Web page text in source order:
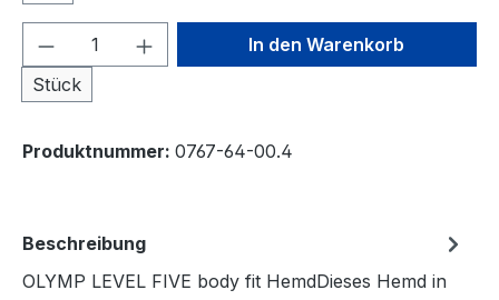
Produkt Anzahl: Gib den
Stück
In den Warenkorb
Produktnummer: 0767-64-00.4
Beschreibung
OLYMP LEVEL FIVE body fit HemdDieses Hemd in